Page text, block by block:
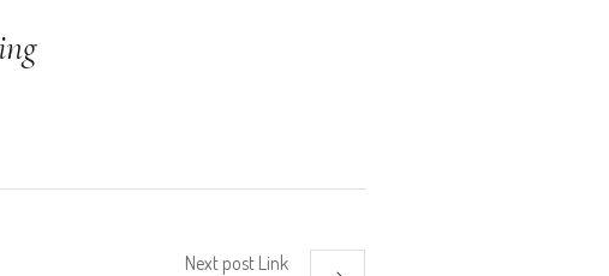
Next post Link